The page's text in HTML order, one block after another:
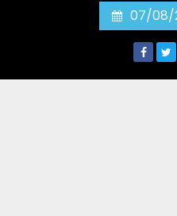
07/08/